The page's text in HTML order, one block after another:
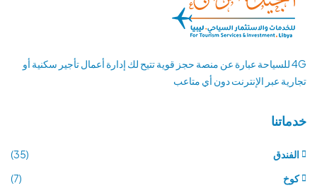
4G للسياحة عبارة عن منصة حجز قوية تتيح لك إدارة أعمال تأجير سكنية أو
تجارية عبر الإنترنت دون أي متاعب
خدماتنا
الفندق
(35)
كوخ
(7)